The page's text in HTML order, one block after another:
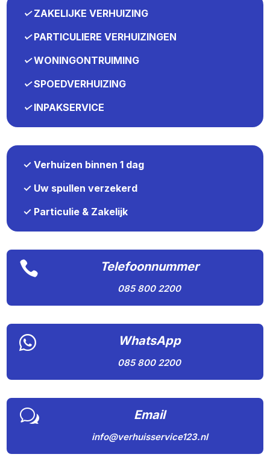
✓ZAKELIJKE VERHUIZING
✓PARTICULIERE VERHUIZINGEN
✓WONINGONTRUIMING
✓SPOEDVERHUIZING
✓INPAKSERVICE
✓ Verhuizen binnen 1 dag
✓ Uw spullen verzekerd
✓ Particulie & Zakelijk
 Telefoonnummer
085 800 2200
 WhatsApp
085 800 2200
w Email
info@verhuisservice123.nl